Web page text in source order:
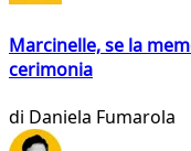
Marcinelle, se la
cerimonia
di Daniela Fumarola